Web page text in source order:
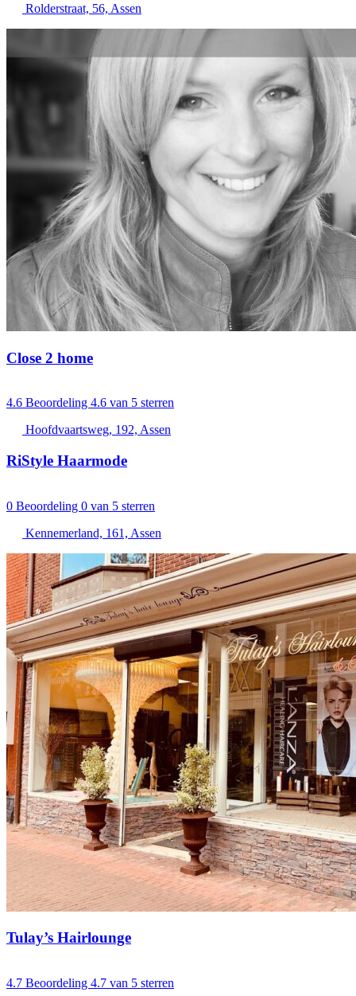
Rolderstraat, 56, Assen
Close 2 home
4.6 Beoordeling 4.6 van 5 sterren
Hoofdvaartsweg, 192, Assen
RiStyle Haarmode
0 Beoordeling 0 van 5 sterren
Kennemerland, 161, Assen
Tulay’s Hairlounge
4.7 Beoordeling 4.7 van 5 sterren